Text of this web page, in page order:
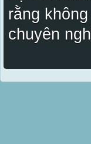
rằng
chuyên